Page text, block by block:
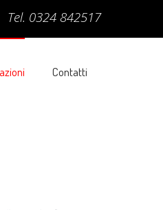
Tel. 0324 842517
Contatti